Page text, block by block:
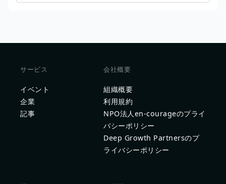
サービス
イベント
企業
記事
会社概要
組織概要
利用規約
NPO法人en-courageのプライ
バシーポリシー
Deep Growth Partnersのプ
ライバシーポリシー